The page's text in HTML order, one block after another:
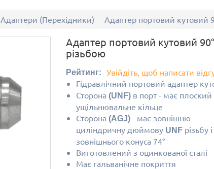
Адаптери (Перехідники) Адаптер портовий кутовий
Адаптер портовий кутовий
різьбою
Рейтинг:
Увійдіть, щоб написати
Гідравлічний портовий адаптер
Сторона(UNF) в порт - має плоский
ущільнювальне кільце
Сторона(AGJ)- має зовнішню
циліндричну дюймову UNFрізьбу
зовнішнього конуса 74°
Виготовлений з оцинкованої сталі
Має гальванічне покриття